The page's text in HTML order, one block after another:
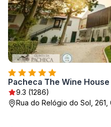
9.3 (1286)
Rua do Relógio do Sol, 261,